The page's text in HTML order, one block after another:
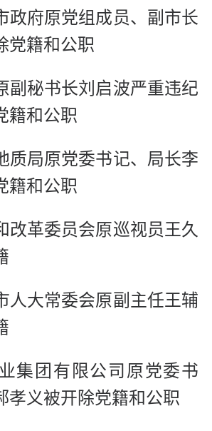
政府原党组成员、副市长
党籍和公职
副秘书长刘启波严重违纪
籍和公职
质局原党委书记、局长李
籍和公职
改革委员会原巡视员王久
人大常委会原副主任王辅
集团有限公司原党委书
孝义被开除党籍和公职